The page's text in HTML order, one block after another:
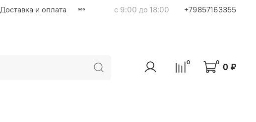
Доставка и оплата с 9:00 до 18:00 +79857163355
0 0 0 ₽